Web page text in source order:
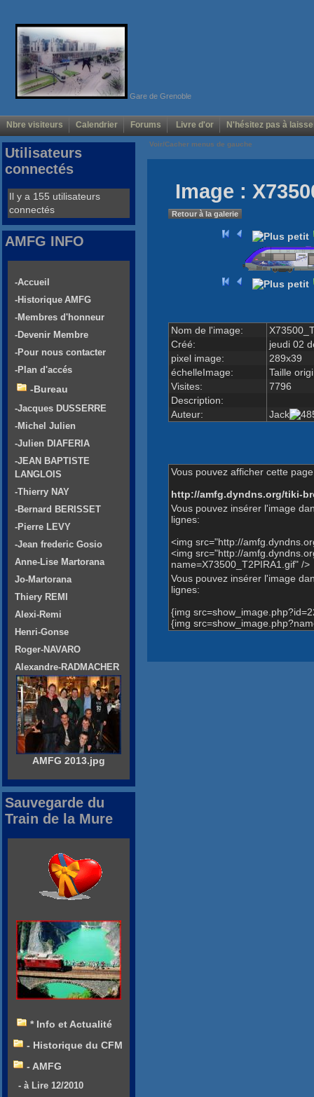
Gare de Grenoble
Nbre visiteurs Calendrier Forums Livre d'or N'hésitez pas à
Voir/Cacher menus de gauche
Image :
Retour à la galerie
Nom de l'image:
Créé:
jeudi 02
pixel image:
289x39
échelleImage:
Taille
Visites:
7796
Description:
Auteur:
Jack
Vous pouvez afficher cette
http://amfg.dyndns.org/tiki-
Vous pouvez insérer l'image
lignes:
<img src="http://
<img src="http://
name=X73500_T2PIRA1.gif" />
Vous pouvez insérer l'image
lignes:
{img
{img
Utilisateurs
connectés
Il y a 155 utilisateurs
connectés
AMFG INFO
-Accueil
-Historique AMFG
-Membres d'honneur
-Devenir Membre
-Pour nous contacter
-Plan d'accés
-Bureau
-Jacques DUSSERRE
-Michel Julien
-Julien DIAFERIA
-JEAN BAPTISTE
LANGLOIS
-Thierry NAY
-Bernard BERISSET
-Pierre LEVY
-Jean frederic Gosio
Anne-Lise Martorana
Jo-Martorana
Thiery REMI
Alexi-Remi
Henri-Gonse
Roger-NAVARO
Alexandre-RADMACHER
AMFG 2013.jpg
Sauvegarde du
Train de la Mure
* Info et Actualité
- Historique du CFM
- AMFG
- à Lire 12/2010